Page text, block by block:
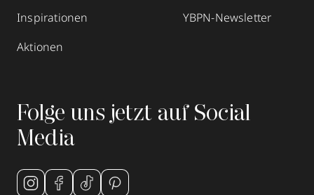
Inspirationen
Aktionen
YBPN-Newsletter
Folge uns jetzt auf Social
Media